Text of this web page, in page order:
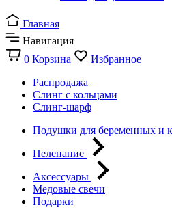
Главная
Навигация
0 Корзина
Избранное
Распродажа
Слинг с кольцами
Слинг-шарф
Подушки для беременных и
Пеленание
Аксессуары
Медовые свечи
Подарки